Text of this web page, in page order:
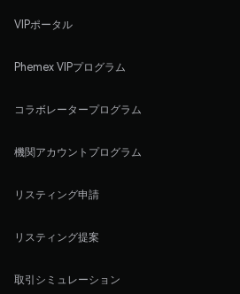
VIPポータル
Phemex VIPプログラム
コラボレータープログラム
機関アカウントプログラム
リスティング申請
リスティング提案
取引シミュレーション